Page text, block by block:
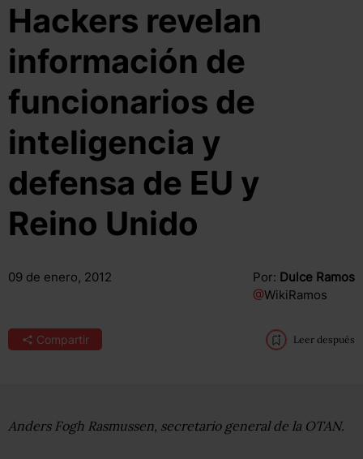
Hackers revelan
información de
funcionarios de
inteligencia y
defensa de EU y
Reino Unido
09 de enero, 2012 Por: Dulce Ramos
@WikiRamos
Compartir Leer después
Anders Fogh Rasmussen, secretario general de la OTAN.